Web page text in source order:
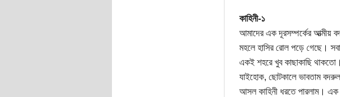
কাহিনী-১
আমাদের এক দূরসম্পর্কের আত্মীয়
মহলে হাসির রোল পড়ে গেছে।
একই শহরে খুব কাছাকাছি থাকতো।
যাইহোক, ছোটকালে ভাবতাম
আসল কাহিনী ধরতে পারলাম। এক